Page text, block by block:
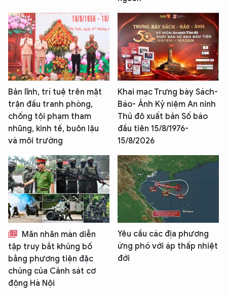
Bản lĩnh, trí tuệ trên mặt
trận đấu tranh phòng,
chống tội phạm tham
nhũng, kinh tế, buôn lậu
và môi trường
Khai mạc Trưng bày Sách-
Báo- Ảnh Kỷ niệm An ninh
Thủ đô xuất bản Số báo
đầu tiên 15/8/1976-
15/8/2026
Mãn nhãn màn diễn
tập truy bắt khủng bố
bằng phương tiện đặc
chủng của Cảnh sát cơ
động Hà Nội
Yêu cầu các địa phương
ứng phó với áp thấp nhiệt
đới